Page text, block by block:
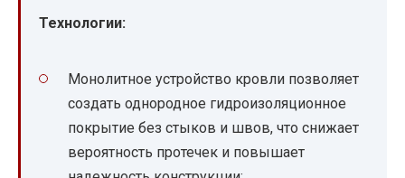
Технологии:
Монолитное устройство кровли позволяет
создать однородное гидроизоляционное
покрытие без стыков и швов, что снижает
вероятность протечек и повышает